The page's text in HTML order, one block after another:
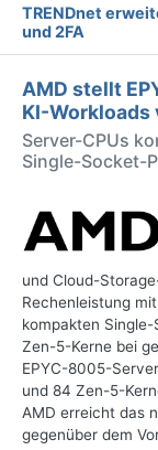
TRENDnet
und 2FA
AMD stellt
KI-Workloads
Server-CPUs
Single-Socket-
und Cloud-
Rechenleistung
kompakten
Zen-5-Kerne bei
EPYC-8005-
und 84 Zen-5-
AMD erreicht das
gegenüber dem